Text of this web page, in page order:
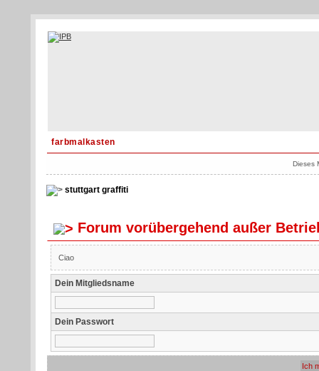
farbmalkasten
Dieses
stuttgart graffiti
Forum vorübergehend außer
Ciao
Dein Mitgliedsname
Dein Passwort